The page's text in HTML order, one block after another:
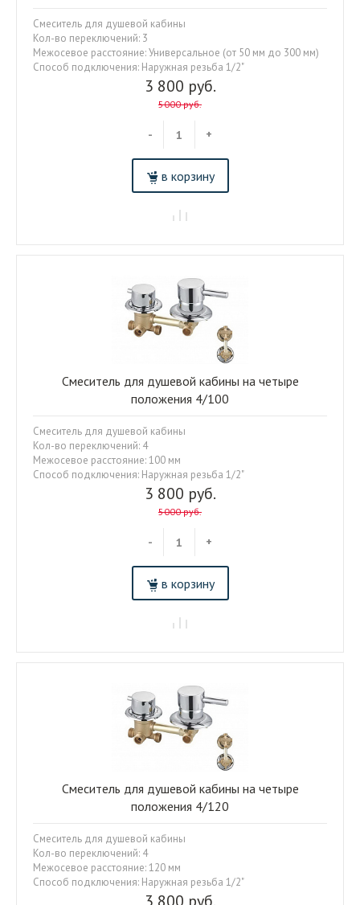
3 800 руб.
5000 руб.
- +
в корзину
Смеситель для душевой кабины
Кол-во переключений: 3
Межосевое расстояние: Универсальное (от 50 мм до 300 мм)
Способ подключения: Наружная резьба 1/2"
3 800 руб.
5000 руб.
- +
в корзину
Смеситель для душевой кабины на четыре
положения 4/100
Смеситель для душевой кабины
Кол-во переключений: 4
Межосевое расстояние: 100 мм
Способ подключения: Наружная резьба 1/2"
Смеситель для душевой кабины на четыре
положения 4/120
Смеситель для душевой кабины
Кол-во переключений: 4
Межосевое расстояние: 120 мм
Способ подключения: Наружная резьба 1/2"